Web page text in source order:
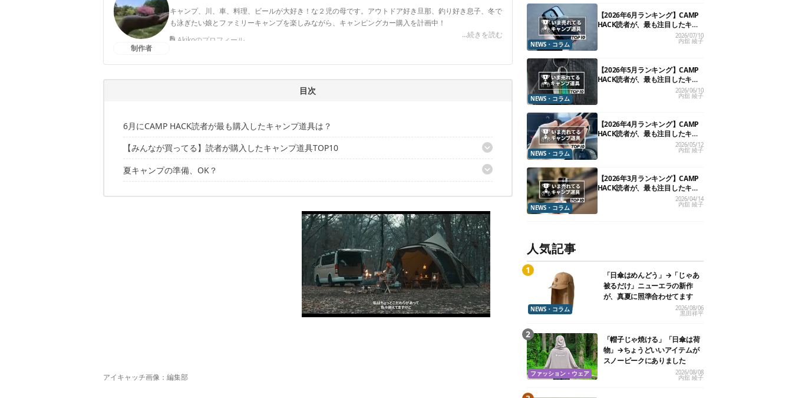
制作者
キャンプ、川、車、料理、ビールが大好き！な２児の母です。アウトドア好き旦那、釣り好き息子、冬で
も泳ぎたい娘とファミリーキャンプを楽しみながら、キャンピングカー購入を計画中！
...続きを読む
Akikoのプロフィール
目次
6月にCAMP HACK読者が最も購入したキャンプ道具は？
【みんなが買ってる】読者が購入したキャンプ道具TOP10
10位：コールマン「インフィニティチェア」
8位：SOTO「レギュレーターストーブFUSION ST-330」
7位：ベアボーンズリビング「エジソンストリングライトLED」
5位：ナイトアイズ「360°マグネットスライドロックカラビナ」
3位：グレイル「UL.ウォーターピュリファイヤーボトル」
夏キャンプの準備、OK？
直近三ヶ月の月間ランキングはこちら
アイキャッチ画像：編集部
NEWS・コラム
【2026年6月ランキング】CAMP
HACK読者が、最も注目したキャ
2026/07/10
内舘 綾子
NEWS・コラム
【2026年5月ランキング】CAMP
HACK読者が、最も注目したキャ
ンプ道具TOP10
2026/06/10
内舘 綾子
NEWS・コラム
【2026年4月ランキング】CAMP
HACK読者が、最も注目したキャ
ンプ道具TOP10
2026/05/12
内舘 綾子
NEWS・コラム
【2026年3月ランキング】CAMP
HACK読者が、最も注目したキャ
ンプ道具TOP10
2026/04/14
内舘 綾子
人気記事
NEWS・コラム
「日傘はめんどう」→「じゃあ
被るだけ」ニューエラの新作
が、真夏に照準合わせてます
2026/08/06
黒田祥平
ファッション・ウェア
「帽子じゃ焼ける」「日傘は荷
物」→ちょうどいいアイテムが
スノーピークにありました
2026/08/08
内舘 綾子